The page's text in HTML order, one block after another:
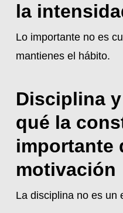
la
Lo importante no es
mantienes el hábito.
Disciplina
qué la
importante
motivación
La disciplina no es un